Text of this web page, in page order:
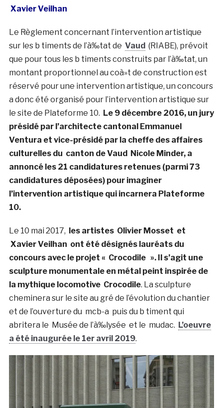
Xavier Veilhan
Le Règlement concernant l’intervention artistique
sur les b timents de l’à‰tat de Vaud(RIABE), prévoit
que pour tous les b timents construits par l’à‰tat, un
montant proportionnel au coà»t de construction est
réservé pour une intervention artistique, un concours
a donc été organisé pour l’intervention artistique sur
le site de Plateforme 10. Le 9 décembre 2016, un jury
présidé par l’architecte cantonal Emmanuel
Ventura et vice-présidé par la cheffe des affaires
culturelles du canton de Vaud Nicole Minder, a
annoncé les 21 candidatures retenues (parmi 73
candidatures déposées) pour imaginer
l’intervention artistique qui incarnera Plateforme
10.
Le 10 mai 2017, les artistes Olivier Mosset et
Xavier Veilhan ont été désignés lauréats du
concours avec le projet « Crocodile ». Il s’agit une
sculpture monumentale en métal peint inspirée de
la mythique locomotive Crocodile. La sculpture
cheminera sur le site au gré de l’évolution du chantier
et de l’ouverture du mcb-a puis du b timent qui
abritera le Musée de l’à‰lysée et le mudac. L’oeuvre
a été inaugurée le 1er avril 2019.